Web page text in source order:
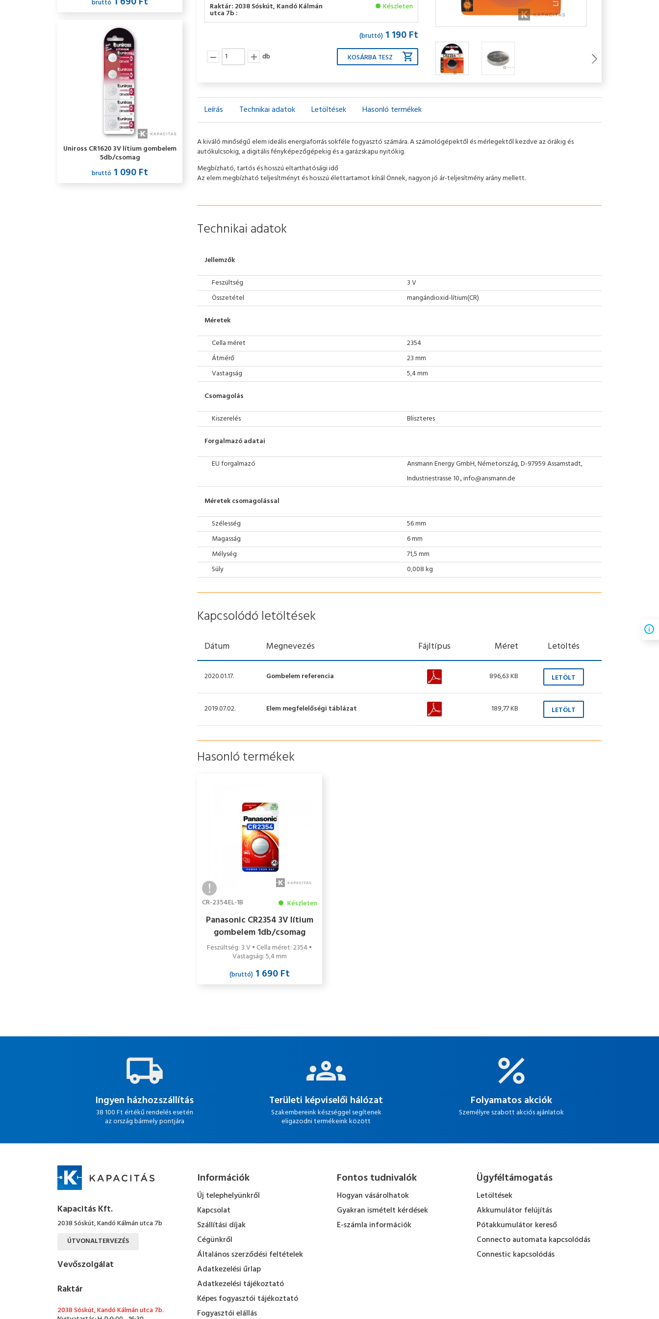
bruttó
Uniross CR1620 3V lítium gombelem
5db/csomag
bruttó 1 090 Ft
Raktár: 2038 Sóskút, Kandó Kálmán
utca 7b :
Készleten
(bruttó) 1 190 Ft
db
Leírás Technikai adatok Letöltések Hasonló termékek
A kiváló minőségű elem ideális energiaforrás sokféle fogyasztó számára. A számológépektől és mérlegektől kezdve az órákig és
autókulcsokig, a digitális fényképezőgépekig és a garázskapu nyitókig.
Megbízható, tartós és hosszú eltarthatósági idő
Az elem megbízható teljesítményt és hosszú élettartamot kínál Önnek, nagyon jó ár-teljesítmény arány mellett.
Technikai adatok
Jellemzők
Feszültség
3 V
Összetétel
mangándioxid-lítium(CR)
Méretek
Cella méret
2354
Átmérő
23 mm
Vastagság
5,4 mm
Csomagolás
Kiszerelés
Bliszteres
Forgalmazó adatai
EU forgalmazó
Ansmann Energy GmbH, Németország, D-97959 Assamstadt,
Industriestrasse 10., info@ansmann.de
Méretek csomagolással
Szélesség
56 mm
Magasság
6 mm
Mélység
71,5 mm
Súly
0,008 kg
Kapcsolódó letöltések
Dátum Megnevezés Fájltípus Méret Letöltés
2020.01.17. Gombelem referencia 896,63 KB LETÖLT
2019.07.02. Elem megfelelőségi táblázat 189,77 KB LETÖLT
Hasonló termékek
CR-2354EL-1B Készleten
Panasonic CR2354 3V lítium
gombelem 1db/csomag
Feszültség: 3 V • Cella méret: 2354 •
Vastagság: 5,4 mm
(bruttó)1 690 Ft
Ingyen házhozszállítás
38 100 Ft értékű rendelés esetén
az ország bármely pontjára
Területi képviselői hálózat
Szakembereink készséggel segítenek
eligazodni termékeink között
Folyamatos akciók
Személyre szabott akciós ajánlatok
Kapacitás Kft.
2038 Sóskút, Kandó Kálmán utca 7b
ÚTVONALTERVEZÉS
Vevőszolgálat
Raktár
2038 Sóskút, Kandó Kálmán utca 7b.
Információk
Új telephelyünkről
Kapcsolat
Szállítási díjak
Cégünkről
Általános szerződési feltételek
Adatkezelési űrlap
Adatkezelési tájékoztató
Képes fogyasztói tájékoztató
Fogyasztói elállás
Fontos tudnivalók
Hogyan vásárolhatok
Gyakran ismételt kérdések
E-számla információk
Ügyféltámogatás
Letöltések
Akkumulátor felújítás
Pótakkumulátor kereső
Connecto automata kapcsolódás
Connestic kapcsolódás